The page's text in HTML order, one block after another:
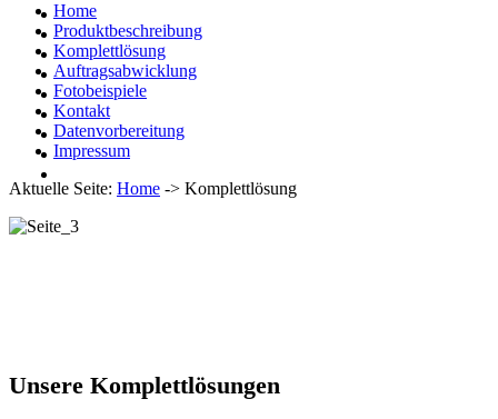
Home
Produktbeschreibung
Komplettlösung
Auftragsabwicklung
Fotobeispiele
Kontakt
Datenvorbereitung
Impressum
Aktuelle Seite: Home -> Komplettlösung
Unsere Komplettlösungen